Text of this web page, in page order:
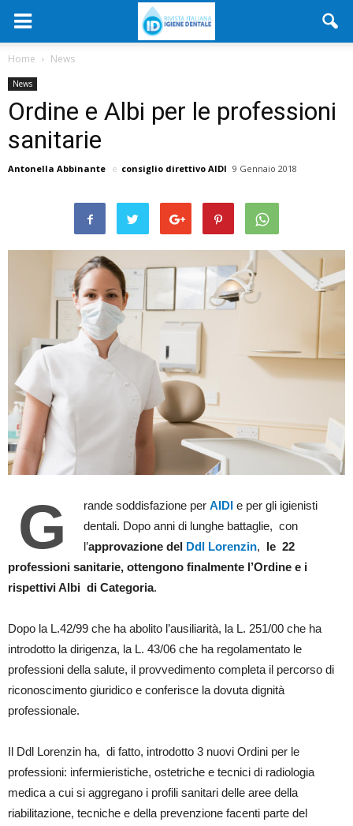
Home News
News
Ordine e Albi per le professioni
sanitarie
Antonella Abbinante e consiglio direttivo AIDI 9 Gennaio 2018
G rande soddisfazione per AIDI e per gli igienisti
dentali. Dopo anni di lunghe battaglie, con
l’approvazione del Ddl Lorenzin, le 22
professioni sanitarie, ottengono finalmente l’Ordine e i
rispettivi Albi di Categoria.
Dopo la L.42/99 che ha abolito l’ausiliarità, la L. 251/00 che ha
introdotto la dirigenza, la L. 43/06 che ha regolamentato le
professioni della salute, il provvedimento completa il percorso di
riconoscimento giuridico e conferisce la dovuta dignità
professionale.
Il Ddl Lorenzin ha, di fatto, introdotto 3 nuovi Ordini per le
professioni: infermieristiche, ostetriche e tecnici di radiologia
medica a cui si aggregano i profili sanitari delle aree della
riabilitazione, tecniche e della prevenzione facenti parte del